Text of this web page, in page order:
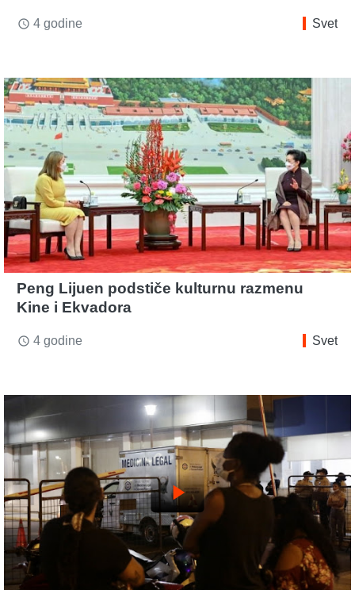
access_time 4 godine Svet
Peng Lijuen podstiče kulturnu razmenu
Kine i Ekvadora
access_time 4 godine Svet
play_arrow